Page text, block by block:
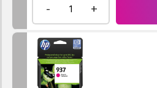
- +